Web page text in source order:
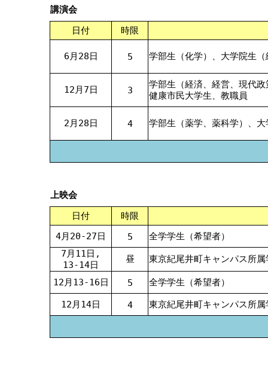
講演会
日付 時限
6月28日 5 学部生（化学）、大学院生
12月7日 3
学部生（経済、経営、現代
健康市民大学生、教職員
2月28日 4 学部生（薬学、薬科学）、
上映会
日付
時限
4月20-27日
5
全学学生（希望者）
7月11日,
13-14日
昼 東京紀尾井町キャンパス所
12月13-16日 5 全学学生（希望者）
12月14日 4 東京紀尾井町キャンパス所